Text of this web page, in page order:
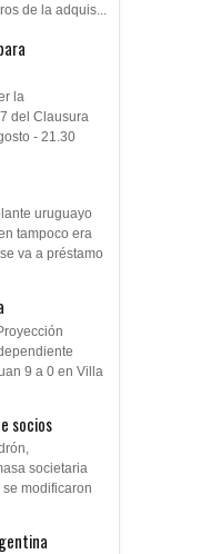
de la adquis...
la
del Clausura
- 21.30
uruguayo
tampoco era
va a préstamo
9 a 0 en Villa
socios
societaria
modificaron